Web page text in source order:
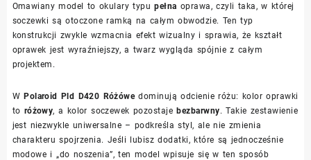
Omawiany model to okulary typupełna oprawa, czyli taka, w której
soczewki są otoczone ramką na całym obwodzie. Ten typ
konstrukcji zwykle wzmacnia efekt wizualny i sprawia, że kształt
oprawek jest wyraźniejszy, a twarz wygląda spójnie z całym
projektem.
WPolaroid Pld D420 Różówedominują odcienie różu: kolor oprawki
to różowy, a kolor soczewek pozostajebezbarwny. Takie zestawienie
jest niezwykle uniwersalne – podkreśla styl, ale nie zmienia
charakteru spojrzenia. Jeśli lubisz dodatki, które są jednocześnie
modowe i „do noszenia”, ten model wpisuje się w ten sposób